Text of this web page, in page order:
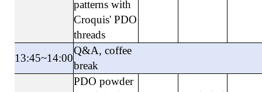
patterns with
Croquis' PDO
threads
13:45~14:00
Q&A, coffee
break
PDO powder